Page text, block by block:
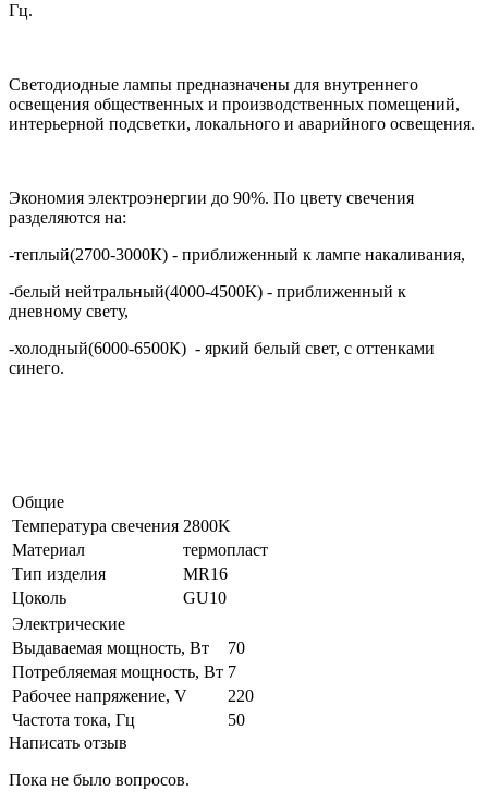
Гц.
Светодиодные лампы предназначены для внутреннего
освещения общественных и производственных помещений,
интерьерной подсветки, локального и аварийного освещения.
Экономия электроэнергии до 90%. По цвету свечения
разделяются на:
-теплый(2700-3000К) - приближенный к лампе накаливания,
-белый нейтральный(4000-4500К) - приближенный к
дневному свету,
-холодный(6000-6500К) - яркий белый свет, с оттенками
синего.
Общие
Температура свечения 2800K
Материал
термопласт
Тип изделия
MR16
Цоколь
GU10
Электрические
Выдаваемая мощность, Вт
70
Потребляемая мощность, Вт 7
Рабочее напряжение, V
220
Частота тока, Гц
50
Написать отзыв
Пока не было вопросов.